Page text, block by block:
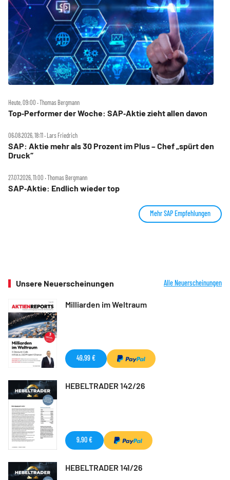
Heute, 09:00 ‧ Thomas Bergmann
Top‑Performer der Woche: SAP‑Aktie zieht allen davon
06.08.2026, 18:11 ‧ Lars Friedrich
SAP: Aktie mehr als 30 Prozent im Plus – Chef „spürt den
Druck“
27.07.2026, 11:00 ‧ Thomas Bergmann
SAP‑Aktie: Endlich wieder top
Mehr SAP Empfehlungen
Unsere Neuerscheinungen Alle Neuerscheinungen
Milliarden im Weltraum
49,99 €
HEBELTRADER 142/26
9,90 €
HEBELTRADER 141/26